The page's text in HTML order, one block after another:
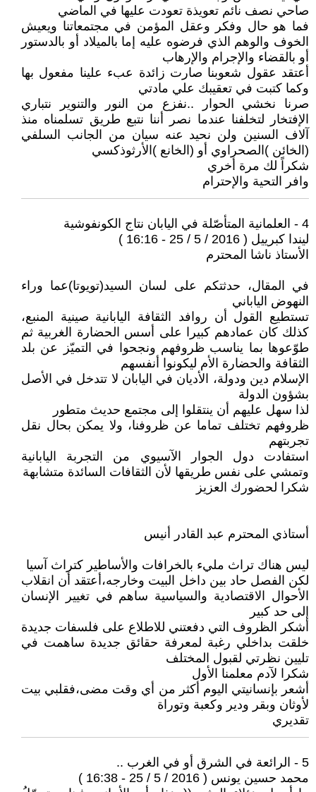
صاحي نصف نائم تعويذة تعودت عليها في الماضي
فما هو حال وفكر وعقل المؤمن في مجتمعاتنا ويعيش
الخوف والوهم الذي فرضوه عليه إما بالميلاد أو بالدستور
أو بالقضاء والإجرام والإرهاب
أعتقد عقول شعوبنا صارت زائدة عبء علينا مفعول بها
وكما كتبت في تعقيبك علي مادتي
صرنا نخشي الحوار ..نفزع من النور والتنوير نتباري
الإفتخار لتخلفنا عندما نصر أننا نتبع طريق تسلمناه منذ
آلاف السنين ولن نحيد عنه سيان من الجانب السلفي
(الخائن )الصحراوي أو (الخانع )الأرثوذكسي
شكراً لك مرة أخري
وافر التحية والإحترام
4 - العلمانية المتأصّلة في اليابان نتاج الكونفوشية
ليندا كبرييل ( 2016 / 5 / 25 - 16:16 )
الأستاذ ناشا المحترم
في المقال، حدثتكم على لسان السيد(تويوتا)عما وراء
النهوض الياباني
تستطيع القول أن روافد الثقافة اليابانية صينية المنبع،
كذلك كان عمادهم كبيرا على أسس الحضارة الغربية ثم
طوّعوها بما يناسب ظروفهم ونجحوا في التميّز عن بلد
الثقافة والحضارة الأم ليكونوا أنفسهم
الإسلام دين ودولة، الأديان في اليابان لا تتدخل في الأصل
بشؤون الدولة
لذا سهل عليهم أن ينتقلوا إلى مجتمع حديث متطور
ظروفهم تختلف تماما عن ظروفنا، ولا يمكن بحال نقل
تجربتهم
استفادت دول الجوار الآسيوي من التجربة اليابانية
وتمشي على نفس طريقها لأن الثقافات السائدة متشابهة
شكرا لحضورك العزيز
أستاذي المحترم عبد القادر أنيس
ليس هناك تراث مليء بالخرافات والأساطير كتراث آسيا
لكن الفصل حاد بين داخل البيت وخارجه،أعتقد أن انقلاب
الأحوال الاقتصادية والسياسية ساهم في تغيير الإنسان
إلى حد كبير
أشكر الظروف التي دفعتني للاطلاع على فلسفات جديدة
خلقت بداخلي رغبة لمعرفة حقائق جديدة ساهمت في
تليين نظرتي لقبول المختلف
شكرا لآدم معلمنا الأول
أشعر بإنسانيتي اليوم أكثر من أي وقت مضى،فقلبي بيت
لأوثان وبقر ودير وكعبة وتوراة
تقديري
5 - الرائعة في الشرق أو في الغرب ..
محمد حسين يونس ( 2016 / 5 / 25 - 16:38 )